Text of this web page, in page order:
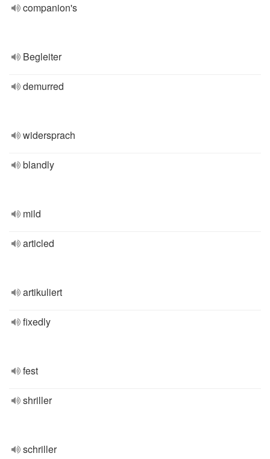
companion's
Begleiter
demurred
widersprach
blandly
mild
articled
artikuliert
fixedly
fest
shriller
schriller